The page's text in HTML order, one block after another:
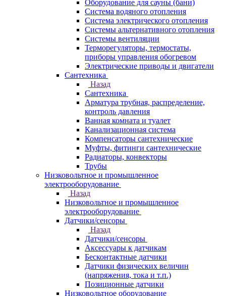
Оборудование для сауны (бани)
Система водяного отопления
Система электрического отопления
Системы альтернативного отопления
Системы вентиляции
Терморегуляторы, термостаты,
приборы управления обогревом
Электрические приводы и двигатели
Сантехника
Назад
Сантехника
Арматура трубная, распределение,
контроль давления
Ванная комната и туалет
Канализационная система
Компенсаторы сантехнические
Муфты, фитинги сантехнические
Радиаторы, конвекторы
Трубы
Низковольтное и промышленное
электрооборудование
Назад
Низковольтное и промышленное
электрооборудование
Датчики/сенсоры
Назад
Датчики/сенсоры
Аксессуары к датчикам
Бесконтактные датчики
Датчики физических величин
(напряжения, тока и т.п.)
Позиционные датчики
Низковольтное оборудование